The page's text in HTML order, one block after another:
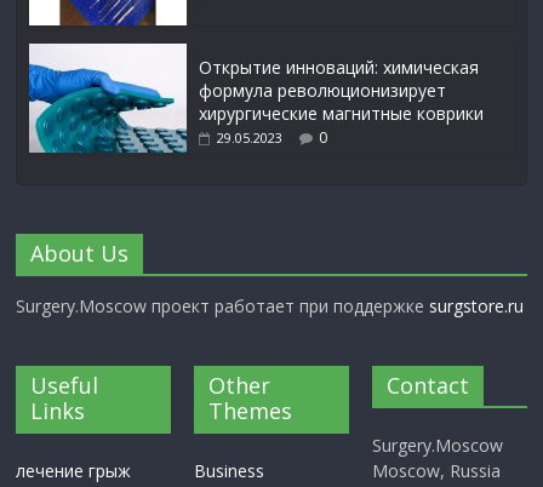
Открытие инноваций: химическая
формула революционизирует
хирургические магнитные коврики
29.05.2023 0
About Us
Surgery.Moscow проект работает при поддержке surgstore.ru
Useful
Links
лечение грыж
Other
Themes
Business
Contact
Surgery.Moscow
Moscow, Russia